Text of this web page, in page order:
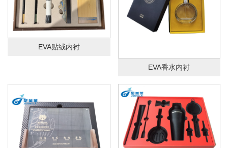
EVA贴绒内衬
EVA香水内衬